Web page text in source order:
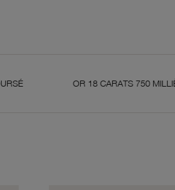
OR 18 CARATS 750 MILLIÈMES